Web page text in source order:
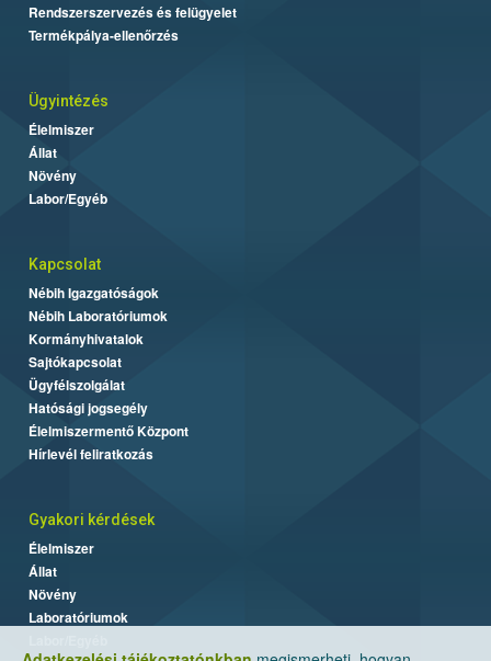
Rendszerszervezés és felügyelet
Termékpálya-ellenőrzés
Ügyintézés
Élelmiszer
Állat
Növény
Labor/Egyéb
Kapcsolat
Nébih Igazgatóságok
Nébih Laboratóriumok
Kormányhivatalok
Sajtókapcsolat
Ügyfélszolgálat
Hatósági jogsegély
Élelmiszermentő Központ
Hírlevél feliratkozás
Gyakori kérdések
Élelmiszer
Állat
Növény
Laboratóriumok